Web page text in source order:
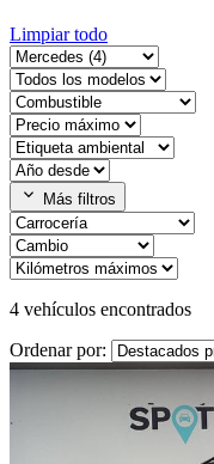
Limpiar todo
expand_more Más filtros
4 vehículos encontrados
Ordenar por: